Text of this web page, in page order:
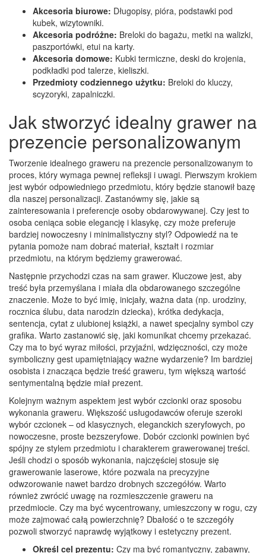
Akcesoria biurowe: Długopisy, pióra, podstawki pod
kubek, wizytowniki.
Akcesoria podróżne: Breloki do bagażu, metki na walizki,
paszportówki, etui na karty.
Akcesoria domowe: Kubki termiczne, deski do krojenia,
podkładki pod talerze, kieliszki.
Przedmioty codziennego użytku: Breloki do kluczy,
scyzoryki, zapalniczki.
Jak stworzyć idealny grawer na
prezencie personalizowanym
Tworzenie idealnego graweru na prezencie personalizowanym to
proces, który wymaga pewnej refleksji i uwagi. Pierwszym krokiem
jest wybór odpowiedniego przedmiotu, który będzie stanowił bazę
dla naszej personalizacji. Zastanówmy się, jakie są
zainteresowania i preferencje osoby obdarowywanej. Czy jest to
osoba ceniąca sobie elegancję i klasykę, czy może preferuje
bardziej nowoczesny i minimalistyczny styl? Odpowiedź na te
pytania pomoże nam dobrać materiał, kształt i rozmiar
przedmiotu, na którym będziemy grawerować.
Następnie przychodzi czas na sam grawer. Kluczowe jest, aby
treść była przemyślana i miała dla obdarowanego szczególne
znaczenie. Może to być imię, inicjały, ważna data (np. urodziny,
rocznica ślubu, data narodzin dziecka), krótka dedykacja,
sentencja, cytat z ulubionej książki, a nawet specjalny symbol czy
grafika. Warto zastanowić się, jaki komunikat chcemy przekazać.
Czy ma to być wyraz miłości, przyjaźni, wdzięczności, czy może
symboliczny gest upamiętniający ważne wydarzenie? Im bardziej
osobista i znacząca będzie treść graweru, tym większą wartość
sentymentalną będzie miał prezent.
Kolejnym ważnym aspektem jest wybór czcionki oraz sposobu
wykonania graweru. Większość usługodawców oferuje szeroki
wybór czcionek – od klasycznych, eleganckich szeryfowych, po
nowoczesne, proste bezszeryfowe. Dobór czcionki powinien być
spójny ze stylem przedmiotu i charakterem grawerowanej treści.
Jeśli chodzi o sposób wykonania, najczęściej stosuje się
grawerowanie laserowe, które pozwala na precyzyjne
odwzorowanie nawet bardzo drobnych szczegółów. Warto
również zwrócić uwagę na rozmieszczenie graweru na
przedmiocie. Czy ma być wycentrowany, umieszczony w rogu, czy
może zajmować całą powierzchnię? Dbałość o te szczegóły
pozwoli stworzyć naprawdę wyjątkowy i estetyczny prezent.
Określ cel prezentu: Czy ma być romantyczny, zabawny,